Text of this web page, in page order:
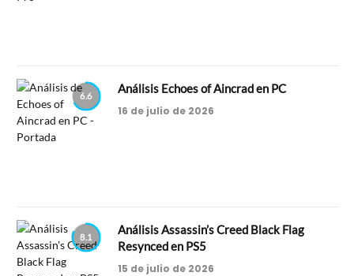
6.6
Análisis Echoes of Aincrad en PC
16 de julio de 2026
8.1
Análisis Assassin’s Creed Black Flag
Resynced en PS5
15 de julio de 2026